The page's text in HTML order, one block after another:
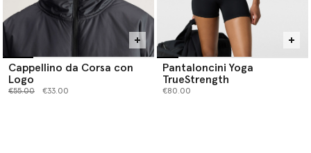
Cappellino da Corsa con
Logo
Prezzo ridotto da
€55.00a €33.00
Pantaloncini Yoga
TrueStrength
€80.00